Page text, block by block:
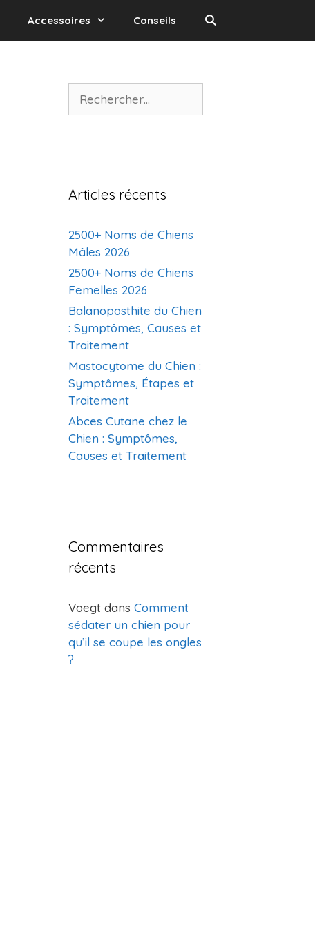
Accessoires Conseils
Articles récents
2500+ Noms de Chiens
Mâles 2026
2500+ Noms de Chiens
Femelles 2026
Balanoposthite du Chien
: Symptômes, Causes et
Traitement
Mastocytome du Chien :
Symptômes, Étapes et
Traitement
Abces Cutane chez le
Chien : Symptômes,
Causes et Traitement
Commentaires
récents
Voegt dans Comment
sédater un chien pour
qu’il se coupe les ongles
?